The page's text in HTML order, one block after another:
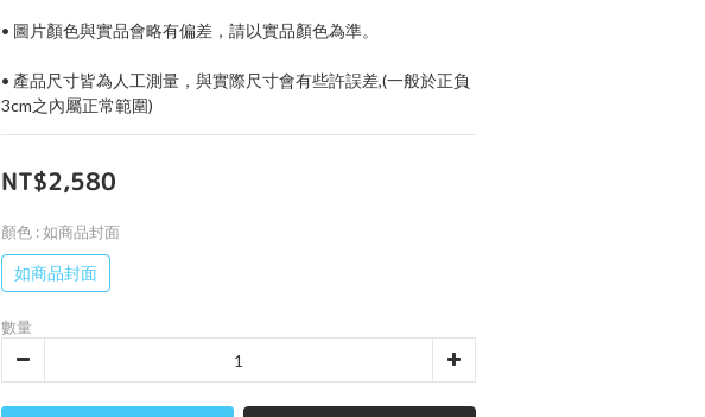
• 圖片顏色與實品會略有偏差，請以實品顏色為準。
• 產品尺寸皆為人工測量，與實際尺寸會有些許誤差,(一般於正負
3cm之內屬正常範圍)
NT$2,580
顏色 : 如商品封面
如商品封面
數量